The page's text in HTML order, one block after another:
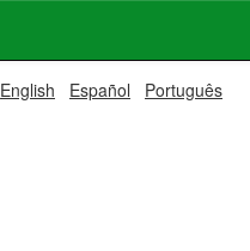
English Español Português